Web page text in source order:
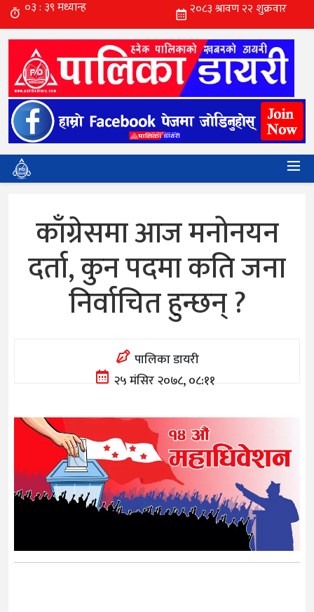
काँग्रेसमा आज मनोनयन
दर्ता, कुन पदमा कति जना
निर्वाचित हुन्छन् ?
पालिका डायरी
२५ मंसिर २०७८, ०८:११